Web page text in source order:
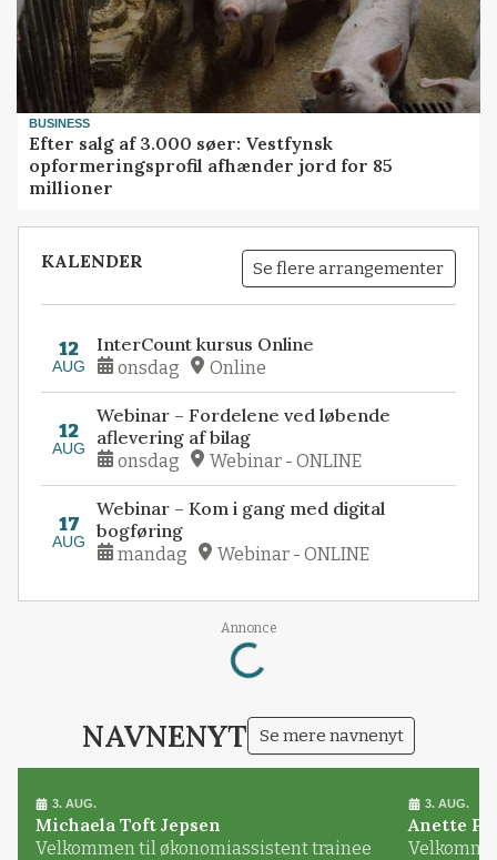
BUSINESS
Efter salg af 3.000 søer: Vestfynsk
opformeringsprofil afhænder jord for 85
millioner
KALENDER Se flere arrangementer
12
AUG
InterCount kursus Online
onsdag Online
12
AUG
Webinar – Fordelene ved løbende
aflevering af bilag
onsdag Webinar - ONLINE
17
AUG
Webinar – Kom i gang med digital
bogføring
mandag Webinar - ONLINE
Annonce
Loading...
NAVNENYT Se mere navnenyt
3. AUG.
Michaela Toft Jepsen
Velkommen til økonomiassistent trainee
3. AUG.
Anette